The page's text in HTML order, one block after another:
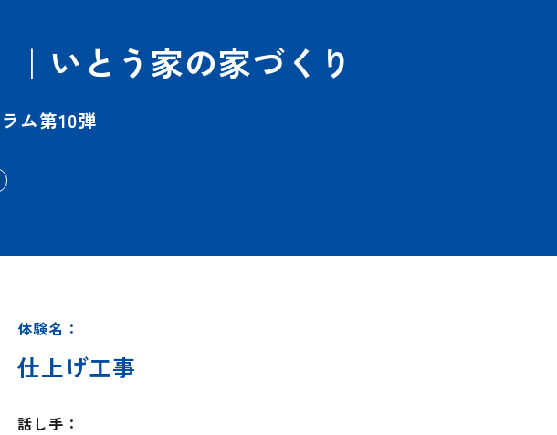
いとう家の家づくり
ム第10弾
体験名：
仕上げ工事
話し手：